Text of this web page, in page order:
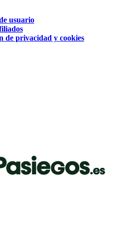
usuario
de privacidad y cookies